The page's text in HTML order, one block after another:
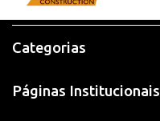
Categorias
Páginas Institucionais